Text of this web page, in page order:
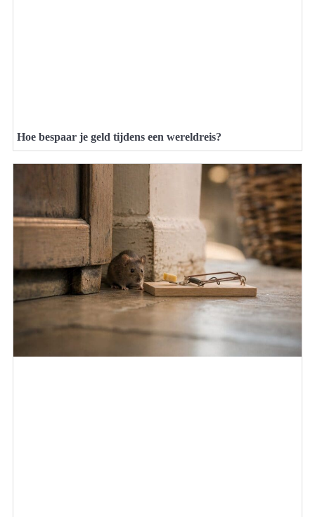
Hoe bespaar je geld tijdens een wereldreis?